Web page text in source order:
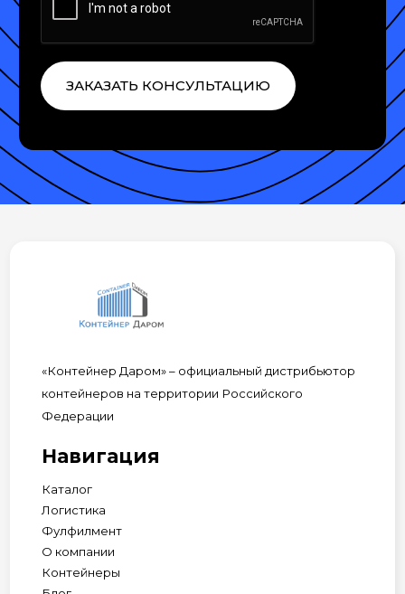
ЗАКАЗАТЬ КОНСУЛЬТАЦИЮ
«Контейнер Даром» – официальный дистрибьютор
контейнеров на территории Российского
Федерации
Навигация
Каталог
Логистика
Фулфилмент
О компании
Контейнеры